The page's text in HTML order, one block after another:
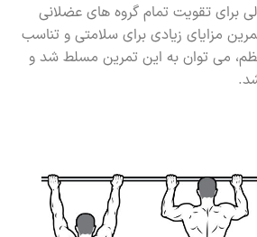
برای تقویت تمام گروه های عضلانی
مزایای زیادی برای سلامتی و تناسب
می توان به این تمرین مسلط شد و